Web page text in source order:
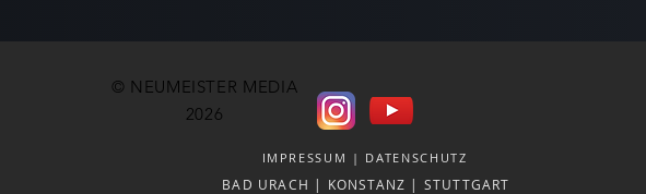
© NEUMEISTER MEDIA
2026
IMPRESSUM | DATENSCHUTZ
BAD URACH | KONSTANZ | STUTTGART